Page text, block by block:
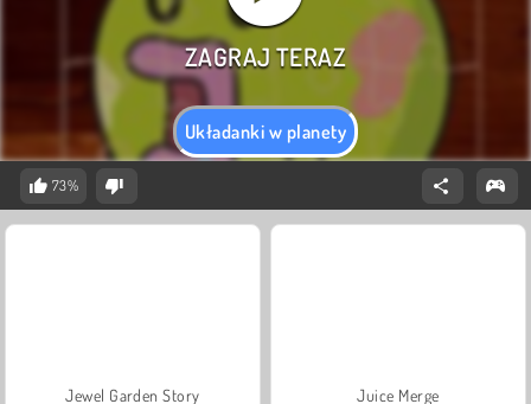
Układanki w planety
73%
Jewel Garden Story Juice Merge